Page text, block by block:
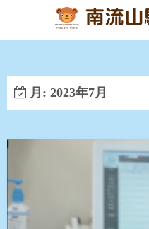
キ
月: 2023年7月